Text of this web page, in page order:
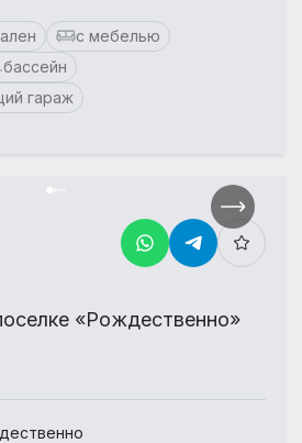
с мебелью
бассейн
гараж
«Рождественно»